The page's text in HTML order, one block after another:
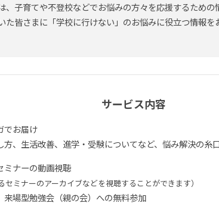
、子育てや不登校などでお悩みの方々を応援するための
た皆さまに「学校に行けない」のお悩みに役立つ情報を
サービス内容
でお届け
、生活改善、進学・受験についてなど、悩み解決の糸
ナーの動画視聴
セミナーのアーカイブなどを視聴することができます）
場型勉強会（親の会）への無料参加